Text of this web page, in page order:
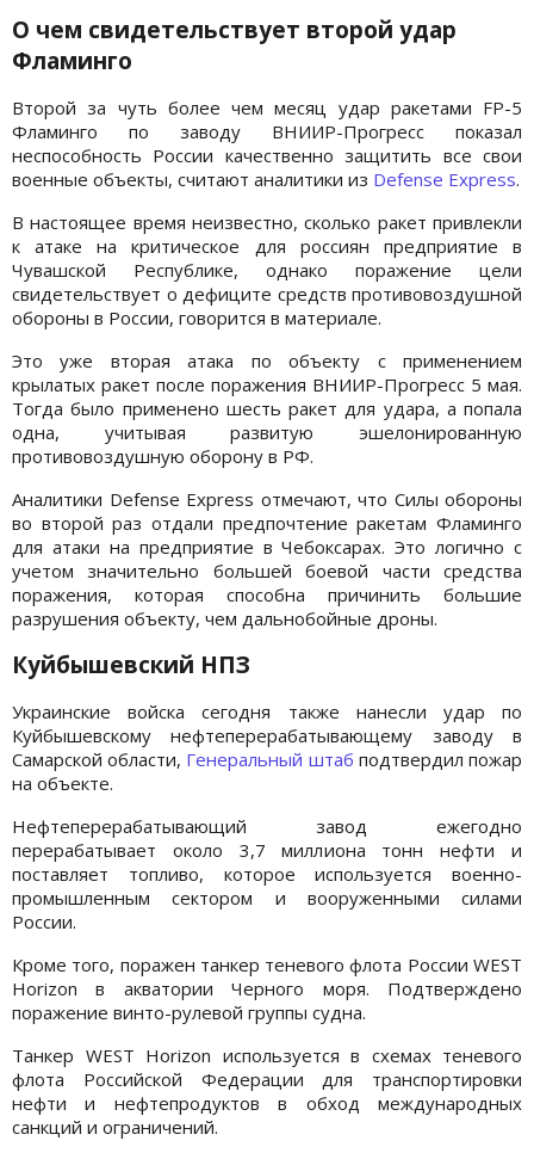
О чем свидетельствует второй удар
Фламинго
Второй за чуть более чем месяц удар ракетами FP-5
Фламинго по заводу ВНИИР-Прогресс показал
неспособность России качественно защитить все свои
военные объекты, считают аналитики из Defense Express.
В настоящее время неизвестно, сколько ракет привлекли
к атаке на критическое для россиян предприятие в
Чувашской Республике, однако поражение цели
свидетельствует о дефиците средств противовоздушной
обороны в России, говорится в материале.
Это уже вторая атака по объекту с применением
крылатых ракет после поражения ВНИИР-Прогресс 5 мая.
Тогда было применено шесть ракет для удара, а попала
одна, учитывая развитую эшелонированную
противовоздушную оборону в РФ.
Аналитики Defense Express отмечают, что Силы обороны
во второй раз отдали предпочтение ракетам Фламинго
для атаки на предприятие в Чебоксарах. Это логично с
учетом значительно большей боевой части средства
поражения, которая способна причинить большие
разрушения объекту, чем дальнобойные дроны.
Куйбышевский НПЗ
Украинские войска сегодня также нанесли удар по
Куйбышевскому нефтеперерабатывающему заводу в
Самарской области, Генеральный штаб подтвердил пожар
на объекте.
Нефтеперерабатывающий завод ежегодно
перерабатывает около 3,7 миллиона тонн нефти и
поставляет топливо, которое используется военно-
промышленным сектором и вооруженными силами
России.
Кроме того, поражен танкер теневого флота России WEST
Horizon в акватории Черного моря. Подтверждено
поражение винто-рулевой группы судна.
Танкер WEST Horizon используется в схемах теневого
флота Российской Федерации для транспортировки
нефти и нефтепродуктов в обход международных
санкций и ограничений.